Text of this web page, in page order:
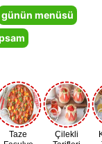
günün menüsü
Taze
Çilekli